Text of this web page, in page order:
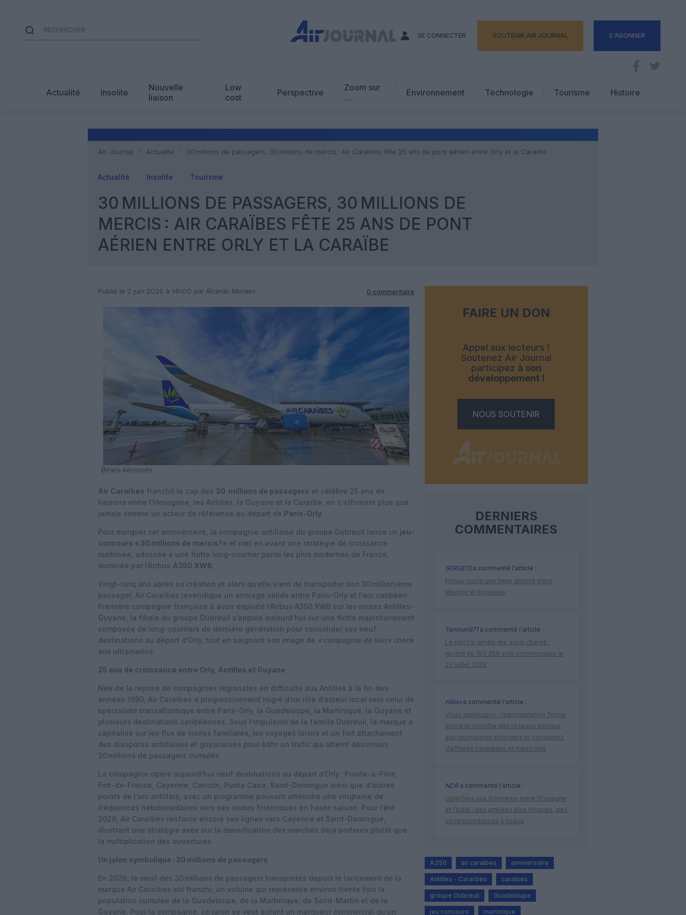
SE CONNECTER SOUTENIR AIR JOURNAL S'ABONNER
Actualité Insolite
Nouvelle
liaison
Low
cost
Perspective
Zoom sur
…
Avis d’expert
Environnement Technologie
Tourisme
Hôtellerie
Histoire
Air Journal Actualité 30 millions de passagers, 30 millions de mercis : Air Caraïbes fête 25 ans de pont aérien entre Orly et la Caraïbe
Actualité Insolite Tourisme
30 MILLIONS DE PASSAGERS, 30 MILLIONS DE
MERCIS : AIR CARAÏBES FÊTE 25 ANS DE PONT
AÉRIEN ENTRE ORLY ET LA CARAÏBE
Publié le 2 juin 2026 à 14h00 par Ricardo Moraes 0 commentaire
@Paris Aéroports
Air Caraïbes franchit le cap des 30 millions de passagers et célèbre 25 ans de
liaisons entre l’Hexagone, les Antilles, la Guyane et la Caraïbe, en s’affirmant plus que
jamais comme un acteur de référence au départ de Paris-Orly.
Pour marquer cet anniversaire, la compagnie antillaise du groupe Dubreuil lance un jeu-
concours « 30 millions de mercis ! » et met en avant une stratégie de croissance
maîtrisée, adossée à une flotte long-courrier parmi les plus modernes de France,
dominée par l’Airbus A350 XWB.
Vingt-cinq ans après sa création et alors qu’elle vient de transporter son 30 millionième
passager, Air Caraïbes revendique un ancrage solide entre Paris-Orly et l’arc caribéen.
Première compagnie française à avoir exploité l’Airbus A350 XWB sur les routes Antilles–
Guyane, la filiale du groupe Dubreuil s’appuie aujourd’hui sur une flotte majoritairement
composée de long-courriers de dernière génération pour consolider ses neuf
destinations au départ d’Orly, tout en soignant son image de « compagnie de lien » chère
aux ultramarins.
25 ans de croissance entre Orly, Antilles et Guyane
Née de la reprise de compagnies régionales en difficulté aux Antilles à la fin des
années 1990, Air Caraïbes a progressivement migré d’un rôle d’acteur local vers celui de
spécialiste transatlantique entre Paris-Orly, la Guadeloupe, la Martinique, la Guyane et
plusieurs destinations caribéennes. Sous l’impulsion de la famille Dubreuil, la marque a
capitalisé sur les flux de visites familiales, les voyages loisirs et un fort attachement
des diasporas antillaises et guyanaises pour bâtir un trafic qui atteint désormais
30 millions de passagers cumulés.
La compagnie opère aujourd’hui neuf destinations au départ d’Orly : Pointe-à-Pitre,
Fort-de-France, Cayenne, Cancún, Punta Cana, Saint-Domingue ainsi que d’autres
points de l’arc antillais, avec un programme pouvant atteindre une vingtaine de
fréquences hebdomadaires vers ses routes historiques en haute saison. Pour l’été
2026, Air Caraïbes renforce encore ses lignes vers Cayenne et Saint-Domingue,
illustrant une stratégie axée sur la densification des marchés déjà porteurs plutôt que
la multiplication des ouvertures.
Un jalon symbolique : 30 millions de passagers
En 2026, le seuil des 30 millions de passagers transportés depuis le lancement de la
marque Air Caraïbes est franchi, un volume qui représente environ trente fois la
population cumulée de la Guadeloupe, de la Martinique, de Saint-Martin et de la
Guyane. Pour la compagnie, ce jalon se veut autant un marqueur commercial qu’un
FAIRE UN DON
Appel aux lecteurs !
Soutenez Air Journal
participez à son
développement !
NOUS SOUTENIR
DERNIERS
COMMENTAIRES
SERGE13a commenté l'article :
Flynas ouvre une ligne directe entre
Médine et Bruxelles
Yahman971a commenté l'article :
Le ciel n’a jamais été aussi chargé :
record de 153 359 vols commerciaux le
23 juillet 2026
Hélasa commenté l'article :
Visas américains : l’administration Trump
étend le contrôle des réseaux sociaux
aux journalistes étrangers et voyageurs
d’affaires canadiens et mexicains
NDRa commenté l'article :
Contrôles aux frontières entre l’Espagne
et l’Italie : des arrivées plus longues, des
correspondances à risque
A350 air caraibes anniversaire
Antilles - Caraïbes caraibes
groupe Dubreuil Guadeloupe
jeu concours martinique